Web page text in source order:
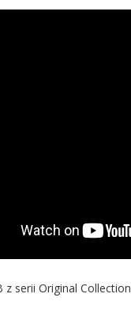
serii Original Collection